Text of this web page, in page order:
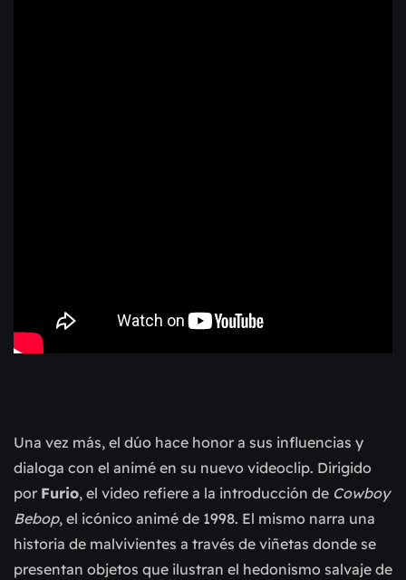
Una vez más, el dúo hace honor a sus influencias y
dialoga con el animé en su nuevo videoclip. Dirigido
por Furio, el video refiere a la introducción de Cowboy
Bebop, el icónico animé de 1998. El mismo narra una
historia de malvivientes a través de viñetas donde se
presentan objetos que ilustran el hedonismo salvaje de